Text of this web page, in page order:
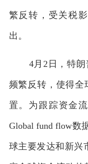
繁反转，受关税
出。
4月2日，特
频繁反转，使得全
置。为跟踪资金
Global fund flow数
球主要发达和新兴